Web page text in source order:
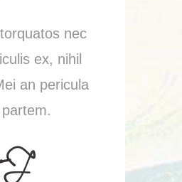
nec
ex, nihil
an pericula